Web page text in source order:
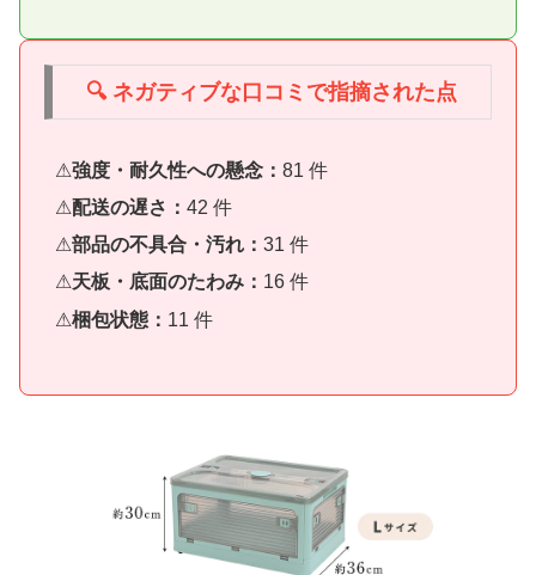
🔍 ネガティブな口コミで指摘された点
強度・耐久性への懸念：81 件
配送の遅さ：42 件
部品の不具合・汚れ：31 件
天板・底面のたわみ： 16 件
梱包状態： 11 件